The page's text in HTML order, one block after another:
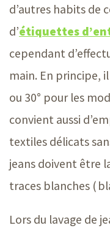
d’autres habits de
d’étiquettes
cependant
main. En principe,
ou 30° pour les
convient aussi
textiles délicats
jeans doivent être
traces blanches (
Lors du lavage de